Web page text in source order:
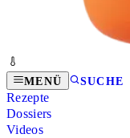
MENÜ SUCHE
Rezepte
Dossiers
Videos